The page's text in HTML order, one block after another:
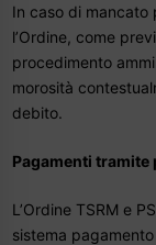
In caso di mancato
l’Ordine, come
procedimento
morosità
debito.
Pagamenti tramite
L’Ordine TSRM e
sistema pagamento